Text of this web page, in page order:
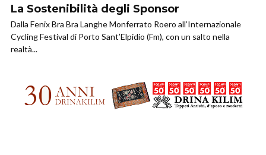
La Sostenibilità degli Sponsor
Dalla Fenix Bra Bra Langhe Monferrato Roero all’Internazionale
Cycling Festival di Porto Sant’Elpidio (Fm), con un salto nella
realtà...